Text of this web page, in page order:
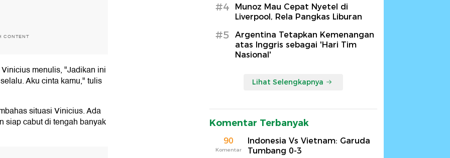
CONTENT
menulis, "Jadikan ini
Aku cinta kamu," tulis
situasi Vinicius. Ada
siap cabut di tengah banyak
#4
Munoz Mau Cepat Nyetel di
Liverpool, Rela Pangkas Liburan
#5
Argentina Tetapkan Kemenangan
atas Inggris sebagai 'Hari Tim
Nasional'
Lihat Selengkapnya
Komentar Terbanyak
90
Komentar
Indonesia Vs Vietnam: Garuda
Tumbang 0-3